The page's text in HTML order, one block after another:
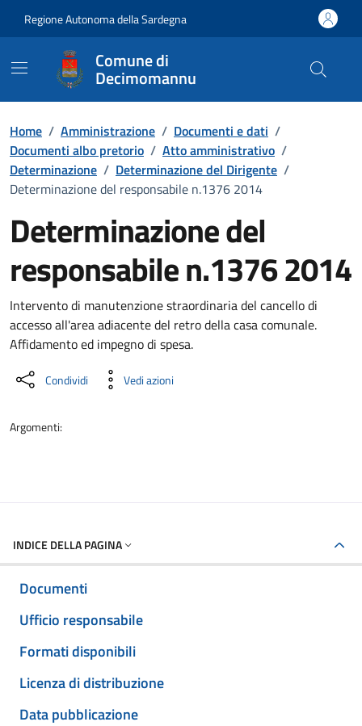
Regione Autonoma della Sardegna
Comune di
Decimomannu
Home / Amministrazione / Documenti e dati /
Documenti albo pretorio / Atto amministrativo /
Determinazione / Determinazione del Dirigente /
Determinazione del responsabile n.1376 2014
Determinazione del
responsabile n.1376 2014
Dettaglio del documento
Intervento di manutenzione straordinaria del cancello di
accesso all'area adiacente del retro della casa comunale.
Affidamento ed impegno di spesa.
Condividi Vedi azioni
Argomenti:
INDICE DELLA PAGINA
Documenti
Ufficio responsabile
Formati disponibili
Licenza di distribuzione
Data pubblicazione